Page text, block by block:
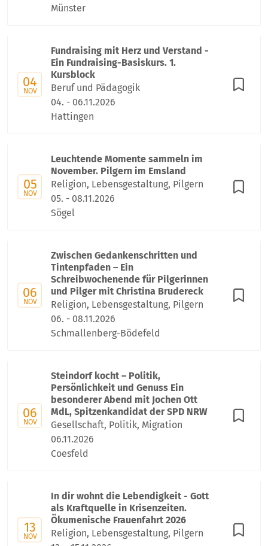
Münster
04
NOV
Fundraising mit Herz und Verstand -
Ein Fundraising-Basiskurs. 1.
Kursblock
Beruf und Pädagogik
04. - 06.11.2026
Hattingen
05
NOV
Leuchtende Momente sammeln im
November. Pilgern im Emsland
Religion, Lebensgestaltung, Pilgern
05. - 08.11.2026
Sögel
06
NOV
Zwischen Gedankenschritten und
Tintenpfaden – Ein
Schreibwochenende für Pilgerinnen
und Pilger mit Christina Brudereck
Religion, Lebensgestaltung, Pilgern
06. - 08.11.2026
Schmallenberg-Bödefeld
06
NOV
Steindorf kocht – Politik,
Persönlichkeit und Genuss Ein
besonderer Abend mit Jochen Ott
MdL, Spitzenkandidat der SPD NRW
Gesellschaft, Politik, Migration
06.11.2026
Coesfeld
13
NOV
In dir wohnt die Lebendigkeit - Gott
als Kraftquelle in Krisenzeiten.
Ökumenische Frauenfahrt 2026
Religion, Lebensgestaltung, Pilgern